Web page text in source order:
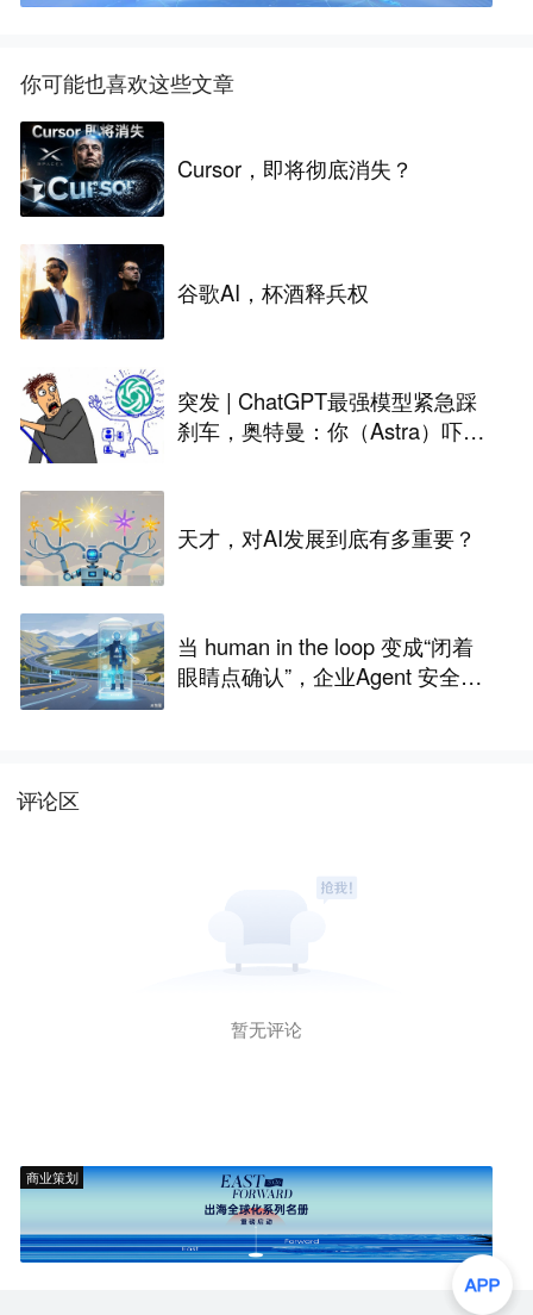
你可能也喜欢这些文章
Cursor，即将彻底消失？
谷歌AI，杯酒释兵权
突发 | ChatGPT最强模型紧急踩
刹车，奥特曼：你（Astra）吓到
天才，对AI发展到底有多重要？
当 human in the loop 变成“闭着
眼睛点确认”，企业Agent 安全还
评论区
暂无评论
商业策划